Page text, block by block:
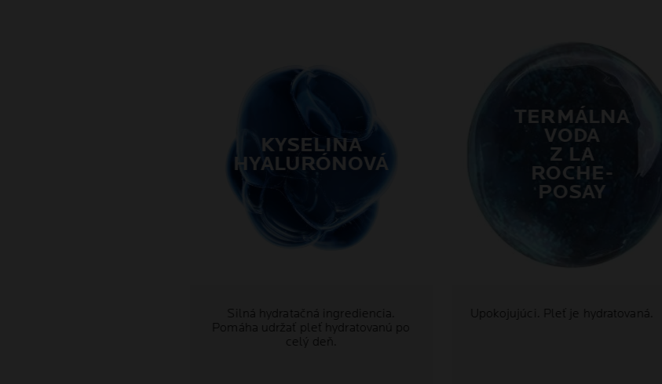
KYSELINA
HYALURÓNOVÁ
Silná hydratačná ingrediencia.
Pomáha udržať pleť hydratovanú po
celý deň.
TERMÁLNA
VODA
Z LA
ROCHE-
POSAY
Upokojujúci. Pleť je hydratovaná.